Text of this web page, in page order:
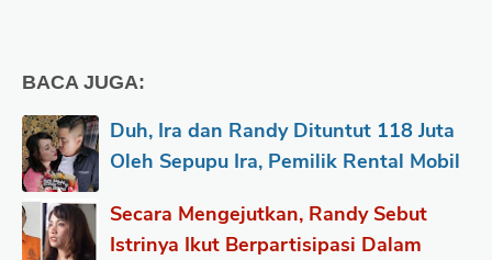
BACA JUGA:
Duh, Ira dan Randy Dituntut 118 Juta
Oleh Sepupu Ira, Pemilik Rental Mobil
Secara Mengejutkan, Randy Sebut
Istrinya Ikut Berpartisipasi Dalam